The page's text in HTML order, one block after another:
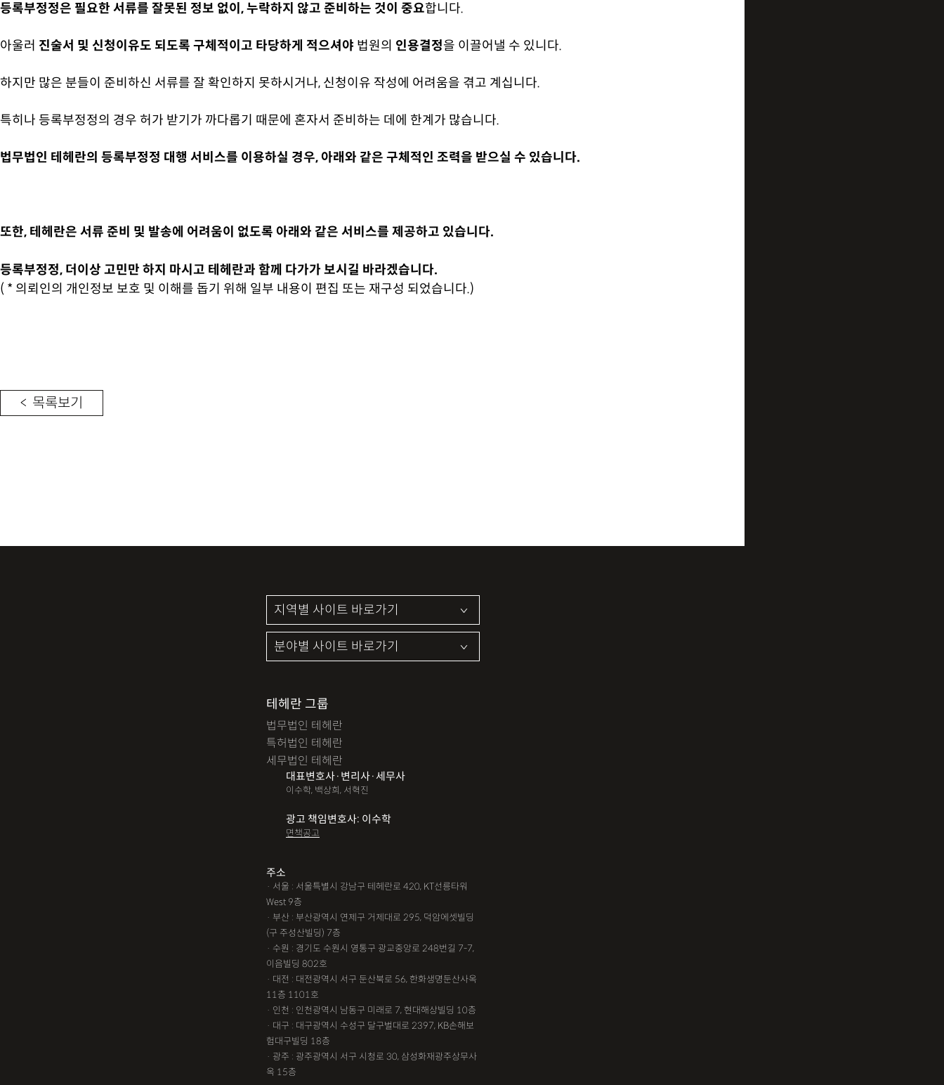
등록부정정은 필요한 서류를 잘못된 정보 없이, 누락하지 않고 준비하는 것이 중요합니다.
아울러 진술서 및 신청이유도 되도록 구체적이고 타당하게 적으셔야 법원의 인용결정을 이끌어낼 수 있니다.
하지만 많은 분들이 준비하신 서류를 잘 확인하지 못하시거나, 신청이유 작성에 어려움을 겪고 계십니다.
특히나 등록부정정의 경우 허가 받기가 까다롭기 때문에 혼자서 준비하는 데에 한계가 많습니다.
법무법인 테헤란의 등록부정정 대행 서비스를 이용하실 경우, 아래와 같은 구체적인 조력을 받으실 수 있습니다.
또한, 테헤란은 서류 준비 및 발송에 어려움이 없도록 아래와 같은 서비스를 제공하고 있습니다.
등록부정정, 더이상 고민만 하지 마시고 테헤란과 함께 다가가 보시길 바라겠습니다.
( * 의뢰인의 개인정보 보호 및 이해를 돕기 위해 일부 내용이 편집 또는 재구성 되었습니다.)
< 목록보기
테헤란 그룹
법무법인 테헤란
특허법인 테헤란
세무법인 테헤란
대표변호사·변리사·세무사
이수학, 백상희, 서혁진
광고 책임변호사: 이수학
면책공고
주소
· 서울 : 서울특별시 강남구 테헤란로 420, KT선릉타워
West 9층
· 부산 : 부산광역시 연제구 거제대로 295, 덕암에셋빌딩
(구 주성산빌딩) 7층
· 수원 : 경기도 수원시 영통구 광교중앙로 248번길 7-7,
이음빌딩 802호
· 대전 : 대전광역시 서구 둔산북로 56, 한화생명둔산사옥
11층 1101호
· 인천 : 인천광역시 남동구 미래로 7, 현대해상빌딩 10층
· 대구 : 대구광역시 수성구 달구벌대로 2397, KB손해보
험대구빌딩 18층
· 광주 : 광주광역시 서구 시청로 30, 삼성화재광주상무사
옥 15층